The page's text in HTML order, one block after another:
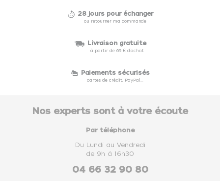
28 jours pour échanger
ou retourner ma commande
Livraison gratuite
à partir de 69 € d'achat
Paiements sécurisés
cartes de crédit, PayPal...
Nos experts sont à votre écoute
Par téléphone
Du Lundi au Vendredi
de 9h à 16h30
04 66 32 90 80